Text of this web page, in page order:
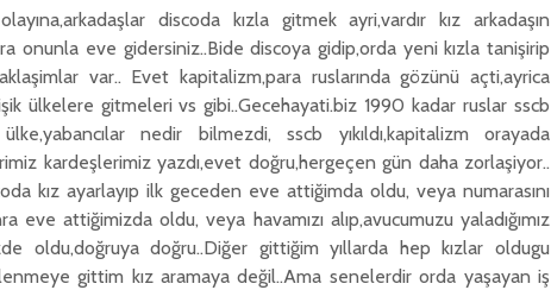
discoda kızla gitmek ayri,vardır kız arkadaşın
onunla eve gidersiniz..Bide discoya gidip,orda yeni kızla tanişirip
var.. Evet kapitalizm,para ruslarında gözünü açti,ayrica
ülkelere gitmeleri vs gibi..Gecehayati.biz 1990 kadar ruslar sscb
ülke,yabancılar nedir bilmezdi, sscb yıkıldı,kapitalizm orayada
kardeşlerimiz yazdı,evet doğru,hergeçen gün daha zorlaşiyor..
kız ayarlayıp ilk geceden eve attiğimda oldu, veya numarasını
eve attiğimizda oldu, veya havamızı alıp,avucumuzu yaladığımız
oldu,doğruya doğru..Diğer gittiğim yıllarda hep kızlar oldugu
gittim kız aramaya değil..Ama senelerdir orda yaşayan iş